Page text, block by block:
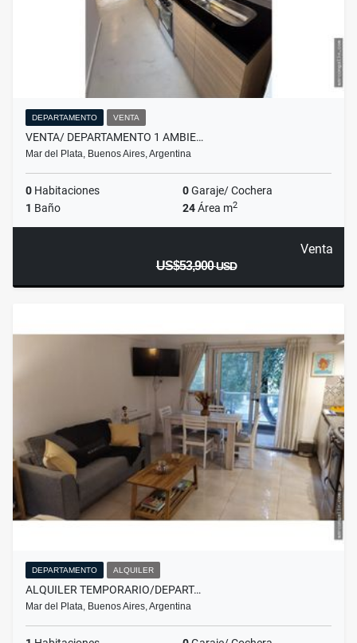
DEPARTAMENTO VENTA
VENTA/ DEPARTAMENTO 1 AMBIE…
Mar del Plata, Buenos Aires, Argentina
0 Habitaciones 0Garaje/ Cochera
1 Baño 24Área m2
Venta
US$53,900USD
DEPARTAMENTO ALQUILER
ALQUILER TEMPORARIO/DEPART…
Mar del Plata, Buenos Aires, Argentina